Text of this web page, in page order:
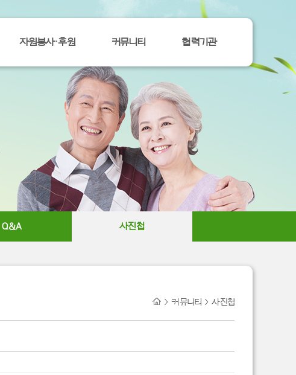
자원봉사ㆍ후원 커뮤니티 협력기관
Q&A 사진첩
> 커뮤니티 > 사진첩